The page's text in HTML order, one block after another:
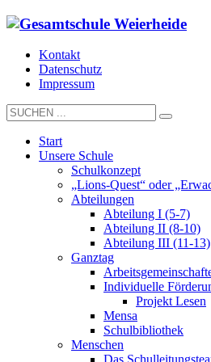
Kontakt
Datenschutz
Impressum
Start
Unsere Schule
Schulkonzept
„Lions-Quest“ oder
Abteilungen
Abteilung I (5-7)
Abteilung II (8-10)
Abteilung III (11-13)
Ganztag
Individuelle
Projekt Lesen
Mensa
Schulbibliothek
Menschen